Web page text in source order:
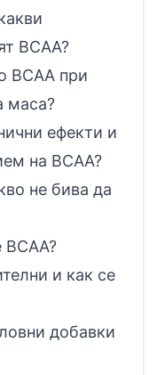
BCAA?
BCAA при
маса?
ефекти и
на BCAA?
не бива да
и как се
добавки